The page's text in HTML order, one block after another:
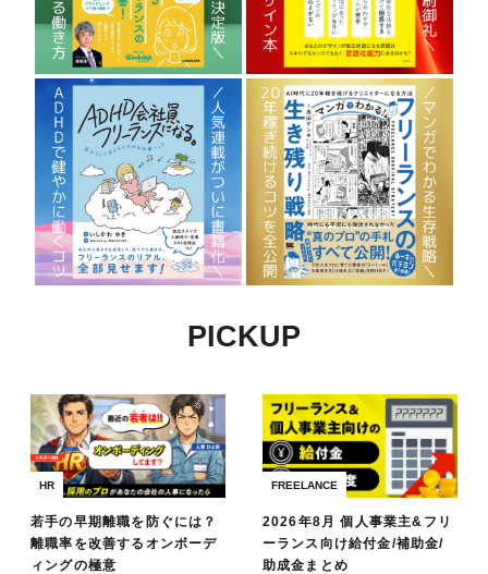
PICKUP
HR
若手の早期離職を防ぐには？
離職率を改善するオンボーデ
ィングの極意
FREELANCE
2026年8月 個人事業主&フリ
ーランス向け給付金/補助金/
助成金まとめ